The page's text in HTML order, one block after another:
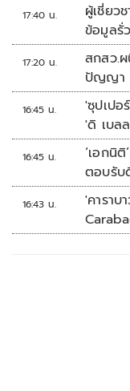
17:40 น.
ผู้เชี่ยว
ข้อมูลรั่
ไม่ใช่ถู
17:20 น.
สกสว.
ปัญญา
16:45 น.
'ซุปเปอ
'ดิ เบล
16:45 น.
‘เอกนิ
ตอบรับ
จองรอ
16:43 น.
'คาราบ
บอลที่เ